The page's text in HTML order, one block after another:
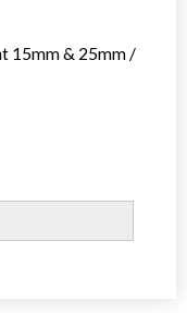
15mm & 25mm /